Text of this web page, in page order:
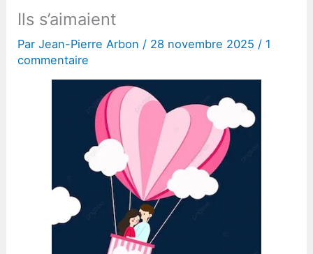
Ils s’aimaient
ParJean-Pierre Arbon / 28 novembre 2025 / 1
commentaire